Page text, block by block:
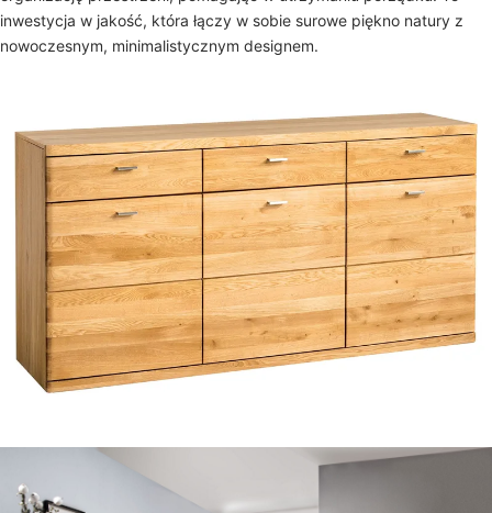
inwestycja w jakość, która łączy w sobie surowe piękno natury z
nowoczesnym, minimalistycznym designem.